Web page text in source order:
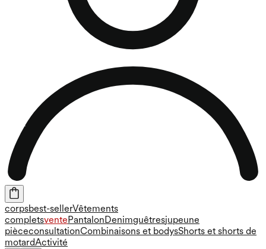
corpsbest-sellerVêtements
completsvente Pantalon Denimguêtresjupeune
pièceconsultationCombinaisons et bodysShorts et shorts de
motardActivité